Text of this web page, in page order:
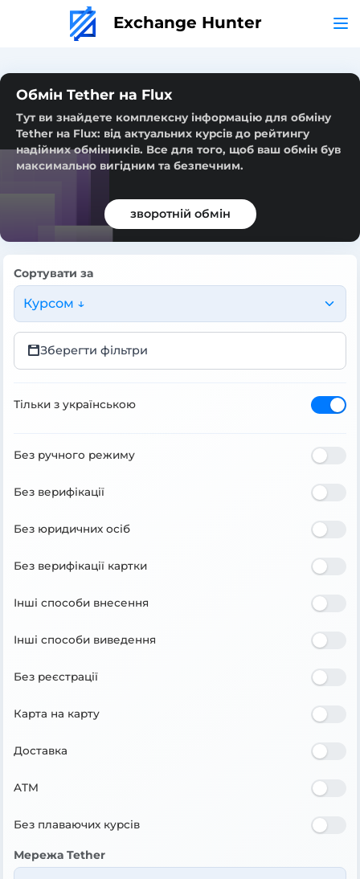
Exchange Hunter
Обмін Tether на Flux
Тут ви знайдете комплексну інформацію для обміну
Tether на Flux: від актуальних курсів до рейтингу
надійних обмінників. Все для того, щоб ваш обмін був
максимально вигідним та безпечним.
зворотній обмін
Сортувати за
Курсом ↓
Зберегти фільтри
Тільки з українською
Без ручного режиму
Без верифікації
Без юридичних осіб
Без верифікації картки
Інші способи внесення
Інші способи виведення
Без реєстрації
Карта на карту
Доставка
ATM
Без плаваючих курсів
Мережа Tether